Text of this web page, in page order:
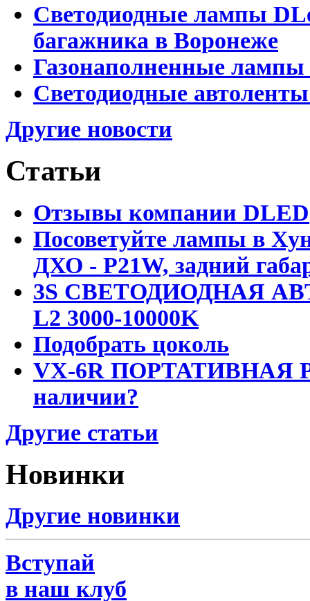
Светодиодные лампы
багажника в Воронеже
Газонаполненные
Светодиодные
Другие новости
Статьи
Отзывы компании DLED
Посоветуйте лампы в
ДХО - P21W, задний
3S СВЕТОДИОДНАЯ
L2 3000-10000K
Подобрать цоколь
VX-6R ПОРТАТИВНАЯ
наличии?
Другие статьи
Новинки
Другие новинки
Вступай
в наш клуб